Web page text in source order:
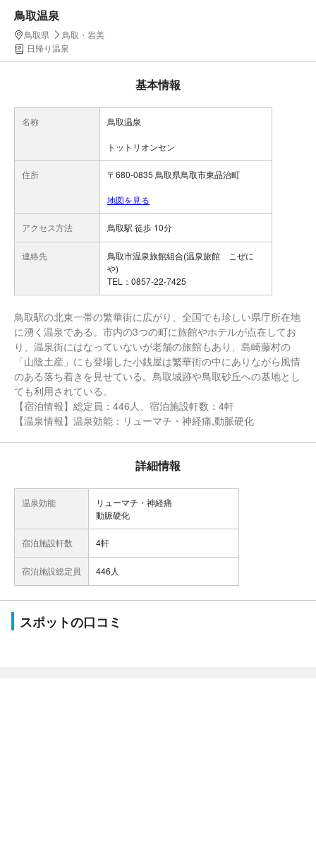
鳥取温泉
鳥取県
鳥取・岩美
日帰り温泉
基本情報
名称 鳥取温泉
トットリオンセン
住所 〒680-0835 鳥取県鳥取市東品治町
地図を見る
アクセス方法 鳥取駅 徒歩 10分
連絡先
鳥取市温泉旅館組合(温泉旅館 こぜに
や)
TEL：0857-22-7425
鳥取駅の北東一帯の繁華街に広がり、全国でも珍しい県庁所在地
に湧く温泉である。市内の3つの町に旅館やホテルが点在してお
り、温泉街にはなっていないが老舗の旅館もあり、島崎藤村の
「山陰土産」にも登場した小銭屋は繁華街の中にありながら風情
のある落ち着きを見せている。鳥取城跡や鳥取砂丘への基地とし
ても利用されている。
【宿泊情報】総定員：446人、宿泊施設軒数：4軒
【温泉情報】温泉効能：リューマチ・神経痛,動脈硬化
詳細情報
温泉効能
リューマチ・神経痛
動脈硬化
宿泊施設軒数 4軒
宿泊施設総定員 446人
スポットの口コミ